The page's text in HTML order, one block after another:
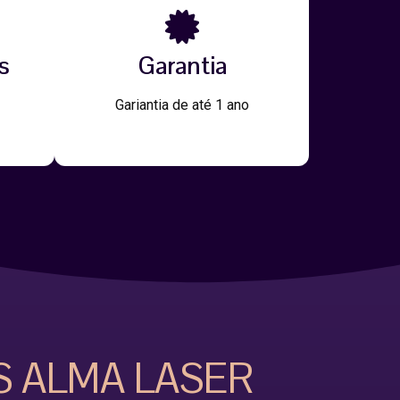
Garantia
Gariantia de até 1 ano
ALMA LASER